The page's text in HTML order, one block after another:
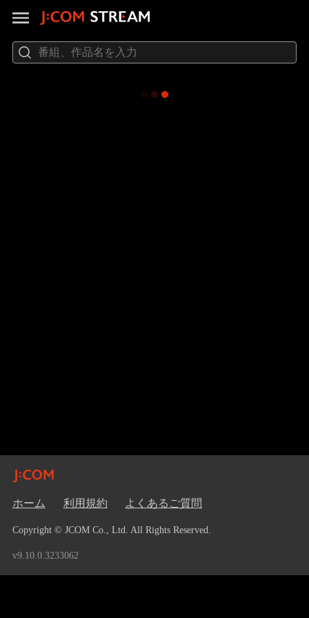
ホーム 利用規約 よくあるご質問
Copyright © JCOM Co., Ltd. All Rights Reserved.
v9.10.0.3233062